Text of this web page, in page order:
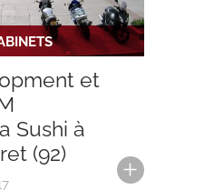
et
Sushi à
(92)